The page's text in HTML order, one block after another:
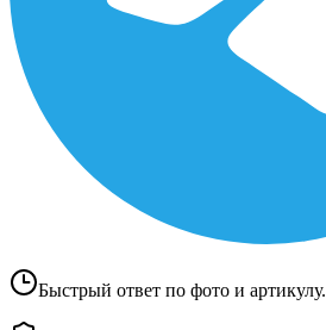
Быстрый ответ по фото и артикулу.